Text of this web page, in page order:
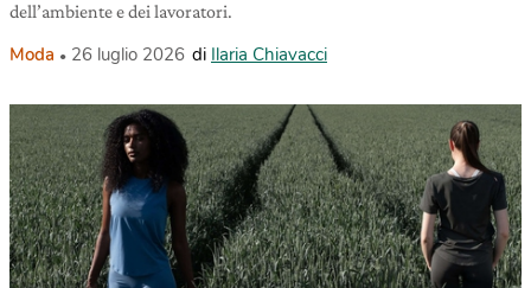
dell’ambiente e dei lavoratori.
Moda 26 luglio 2026 di Ilaria Chiavacci